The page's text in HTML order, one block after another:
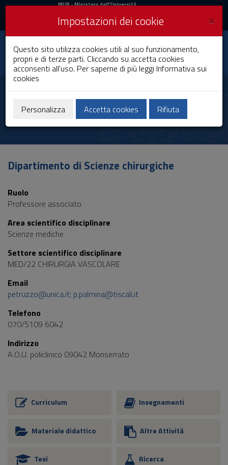
Vai
al
navigazione
sito
al
MIUR
Accedi
MUR- Ministero dell'Università
Accedi UniCA News
Toggle
navigation
Università degli
Studi di Cagliari
Palmina Petruzzo
Dipartimento di Scienze chirurgiche
Ruolo
Professore associato
Area scientifico disciplinare
Scienze mediche
Settore scientifico disciplinare
MED/22 CHIRURGIA VASCOLARE
Email
petruzzo@unica.it; p.palmina@tiscali.it
Telefono
070/5109 6042
Indirizzo
A.O.U. policlinico 09042 Monserrato
Curriculum Insegnamenti
Materiale didattico Altre Attività
Tesi Ricerca
×
Impostazioni dei cookie
Questo sito utilizza cookies utili al suo funzionamento,
propri e di terze parti. Cliccando su accetta cookies
acconsenti all'uso. Per saperne di più leggi Informativa sui
cookies
Personalizza Accetta cookies Rifiuta